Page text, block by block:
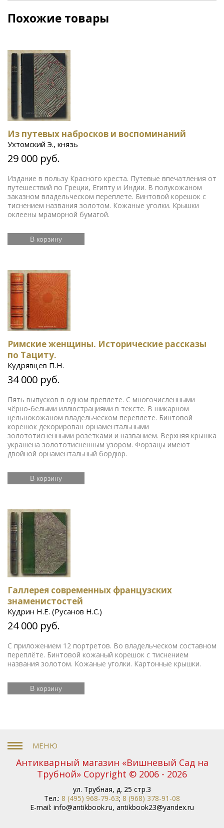
Похожие товары
Из путевых набросков и воспоминаний
Ухтомский Э., князь
29 000 руб.
Издание в пользу Красного креста. Путевые впечатления от
путешествий по Греции, Египту и Индии. В полукожаном
заказном владельческом переплете. Бинтовой корешок с
тиснением названия золотом. Кожаные уголки. Крышки
оклеены мраморной бумагой.
В корзину
Римские женщины. Исторические рассказы
по Тациту.
Кудрявцев П.Н.
34 000 руб.
Пять выпусков в одном преплете. С многочисленными
чёрно-белыми иллюстрациями в тексте. В шикарном
цельнокожаном владельческом переплете. Бинтовой
корешок декорирован орнаментальными
золототисненными розетками и названием. Верхняя крышка
украшена золототисненным узором. Форзацы имеют
двойной орнаментальный бордюр.
В корзину
Галлерея современных французских
знаменистостей
Кудрин Н.Е. (Русанов Н.С.)
24 000 руб.
С приложением 12 портретов. Во владельческом составном
переплёте. Бинтовой кожаный корешок с тиснением
названия золотом. Кожаные уголки. Картонные крышки.
В корзину
Антикварный магазин «Вишневый Сад на
Трубной» Copyright © 2006 - 2026
ул. Трубная, д. 25 стр.3
Тел.: 8 (495) 968-79-63; 8 (968) 378-91-08
E-mail: info@antikbook.ru, antikbook23@yandex.ru